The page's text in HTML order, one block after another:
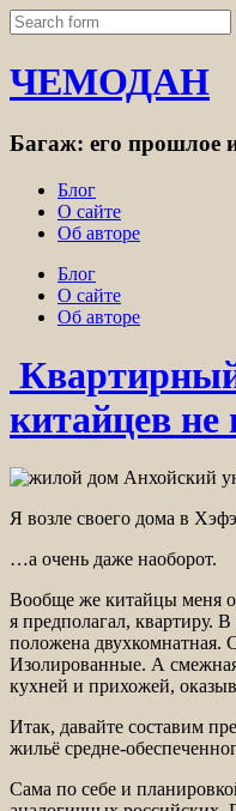
ЧЕМОДАН
Багаж: его прошлое
Блог
О сайте
Об авторе
Блог
О сайте
Об авторе
китайцев
Я возле своего дома в
…а очень даже наоборот.
Вообще же китайцы меня
я предполагал, квартиру.
положена двухкомнатная.
Изолированные. А
кухней и прихожей,
Итак, давайте составим
жильё средне-
Сама по себе и